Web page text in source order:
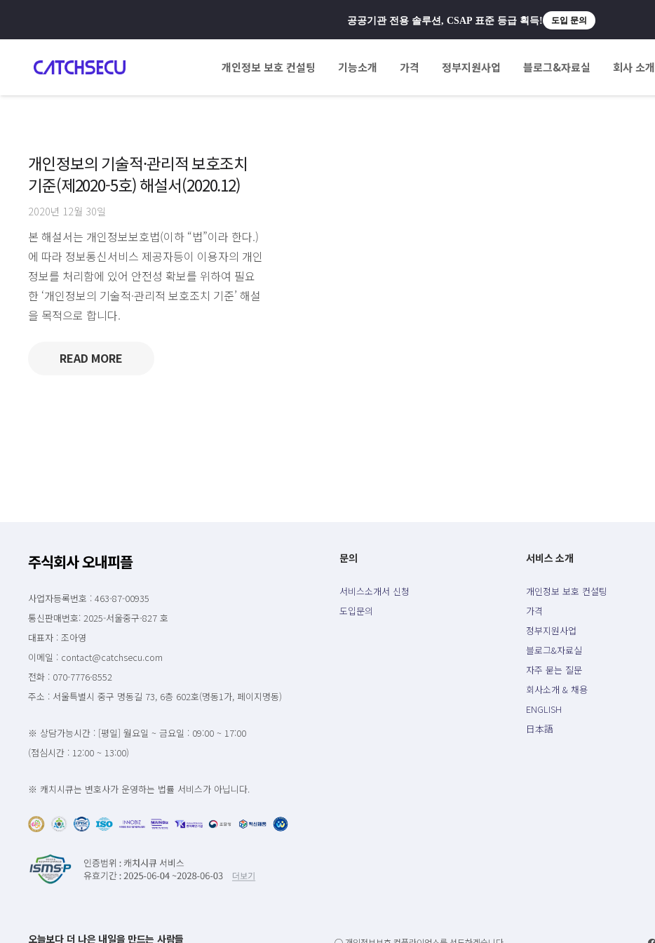
공공기관 전용 솔루션, CSAP 표준 등급 획득! 도입 문의
개인정보 보호 컨설팅 기능소개 가격 정부지원사업 블로그&자료실 회사 소개
개인정보의 기술적·관리적 보호조치
기준(제2020-5호) 해설서(2020.12)
2020년 12월 30일
본 해설서는 개인정보보호법(이하 “법”이라 한다.)
에 따라 정보통신서비스 제공자등이 이용자의 개인
정보를 처리함에 있어 안전성 확보를 위하여 필요
한 ‘개인정보의 기술적·관리적 보호조치 기준’ 해설
을 목적으로 합니다.
READ MORE
주식회사 오내피플
사업자등록번호 : 463-87-00935
통신판매번호: 2025-서울중구-827 호
대표자 : 조아영
이메일 : contact@catchsecu.com
전화 : 070-7776-8552
주소 : 서울특별시 중구 명동길 73, 6층 602호(명동1가, 페이지명동)
※ 상담가능시간 : [평일] 월요일 ~ 금요일 : 09:00 ~ 17:00
(점심시간 : 12:00 ~ 13:00)
※ 캐치시큐는 변호사가 운영하는 법률 서비스가 아닙니다.
문의
서비스소개서 신청
도입문의
서비스 소개
개인정보 보호 컨설팅
가격
정부지원사업
블로그&자료실
자주 묻는 질문
회사소개 & 채용
ENGLISH
日本語
오늘보다 더 나은 내일을 만드는 사람들